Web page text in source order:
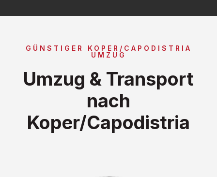
GÜNSTIGER KOPER/CAPODISTRIA
UMZUG
Umzug & Transport
nach
Koper/Capodistria